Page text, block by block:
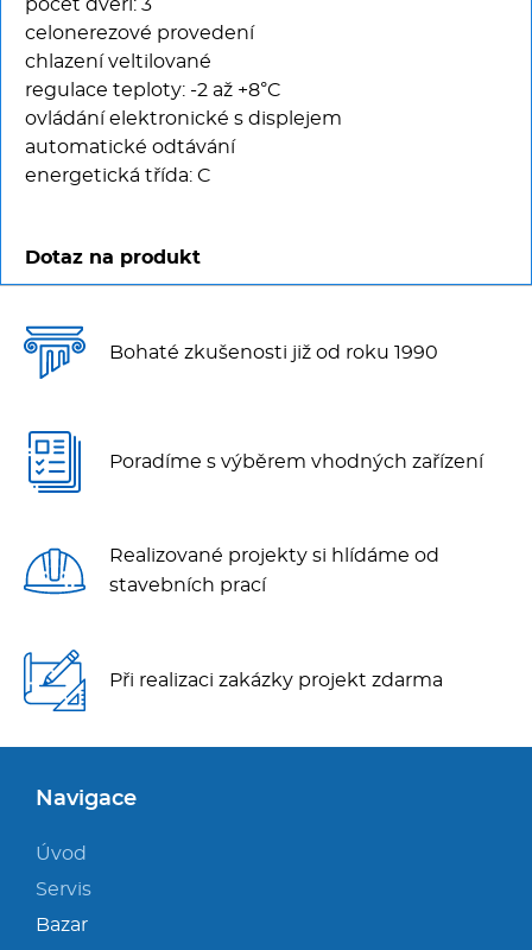
počet dveří: 3
celonerezové provedení
chlazení veltilované
regulace teploty: -2 až +8°C
ovládání elektronické s displejem
automatické odtávání
energetická třída: C
Dotaz na produkt
Bohaté zkušenosti již od roku 1990
Poradíme s výběrem vhodných zařízení
Realizované projekty si hlídáme od
stavebních prací
Při realizaci zakázky projekt zdarma
Navigace
Úvod
Servis
Bazar